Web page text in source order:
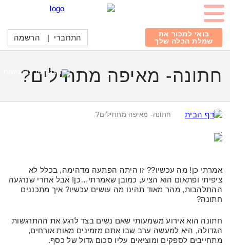
בואי למכור את
שמלת הכלה שלך
התחברי | הרשמה
חתונה- מאיפה מתחילים?
חתונה- מאיפה מתחילים?
`
אמרתי כן! מה עכשיו?? זו היתה הפתעה מדהימה, בכלל לא
ציפיתי ופתאום הוא הציע, כמובן שאמרתי…כן! אבל אחרי שנרגעה
ההתלהבות, מהר מאוד תהינו מה עושים עכשיו? איך מתכננים
חתונה?
חתונה הוא אירוע משמעותי שאם נשים בצד לרגע את ההתרגשות
הגדולה, היא למעשה ערב שבו אתם מזמינים מאות אורחים,
מתחייבים לספקים ומוציאים עליו סכום גדול של כסף.